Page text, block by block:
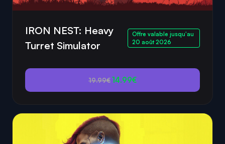
IRON NEST: Heavy
Turret Simulator
Offre valable jusqu'au
20 août 2026
19.99€14.99€